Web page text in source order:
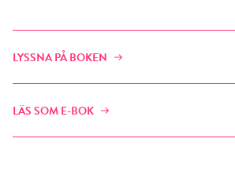
LYSSNA PÅ BOKEN
LÄS SOM E-BOK